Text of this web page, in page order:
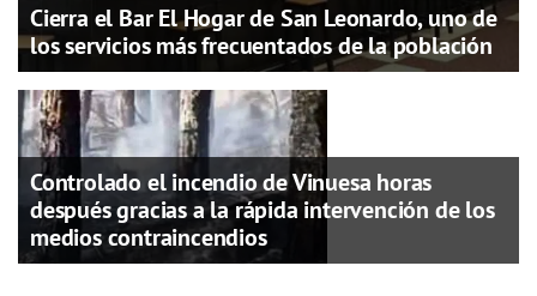
Cierra el Bar El Hogar de San Leonardo, uno de
los servicios más frecuentados de la población
Controlado el incendio de Vinuesa horas
después gracias a la rápida intervención de los
medios contraincendios